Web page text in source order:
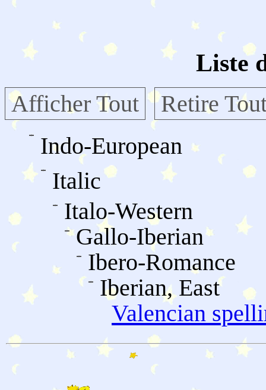
Liste
Afficher Tout
Retire
Indo-European
Italic
Italo-Western
Gallo-Iberian
Ibero-Romance
Iberian, East
Valencian